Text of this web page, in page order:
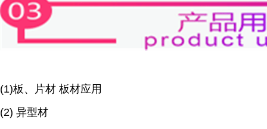
(1)板、片材 板材应用
(2) 异型材